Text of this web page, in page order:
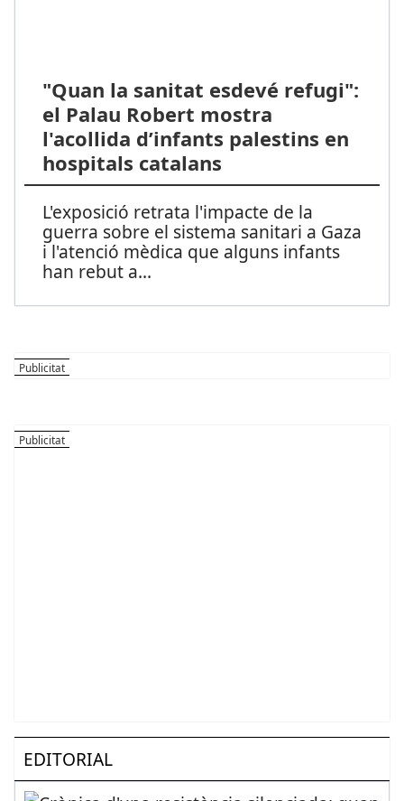
"Quan la sanitat esdevé refugi":
el Palau Robert mostra
l'acollida d’infants palestins en
hospitals catalans
L'exposició retrata l'impacte de la
guerra sobre el sistema sanitari a Gaza
i l'atenció mèdica que alguns infants
han rebut a...
EDITORIAL